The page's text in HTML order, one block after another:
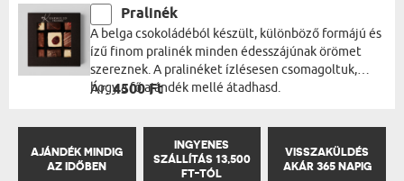
Pralinék
A belga csokoládéból készült, különböző formájú és
ízű finom pralinék minden édesszájúnak örömet
szereznek. A pralinéket ízlésesen csomagoltuk,
hogy a fő ajándék mellé átadhasd.
Ár:4500 Ft
AJÁNDÉK MINDIG
AZ IDŐBEN
INGYENES
SZÁLLÍTÁS 13,500
FT-TÓL
VISSZAKÜLDÉS
AKÁR 365 NAPIG